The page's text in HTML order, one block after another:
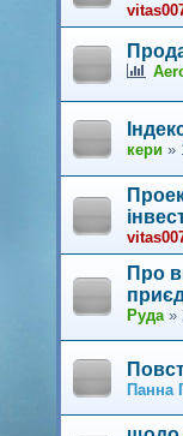
кери »
Про
Руда »
Панна